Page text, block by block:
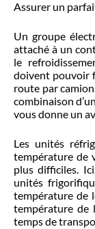
Assurer un
Un groupe
attaché à un
le
doivent pouvoir
route par
combinaison
vous donne un
Les unités
température de
plus difficiles.
unités
température de
température de
temps de